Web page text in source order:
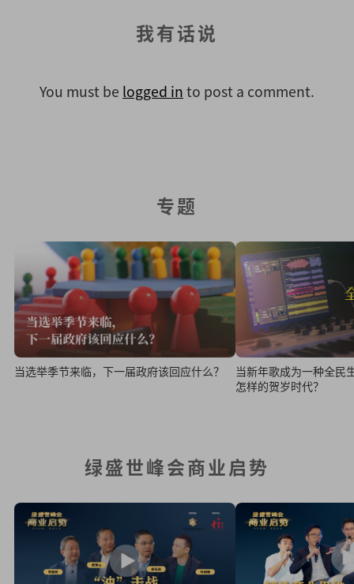
我有话说
You must be logged in to post a comment.
专题
当选举季节来临，下一届政府该回应什么？
当新年歌成为一种全民
怎样的贺岁时代？
绿盛世峰会商业启势